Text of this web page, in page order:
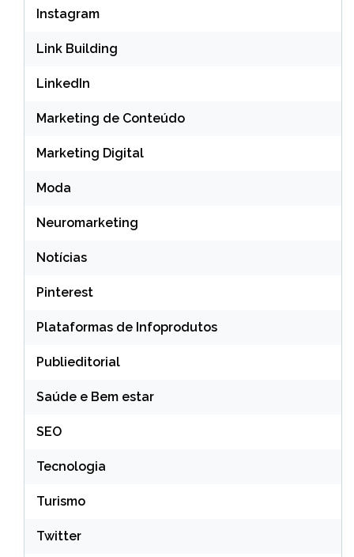
Instagram
Link Building
LinkedIn
Marketing de Conteúdo
Marketing Digital
Moda
Neuromarketing
Notícias
Pinterest
Plataformas de Infoprodutos
Publieditorial
Saúde e Bem estar
SEO
Tecnologia
Turismo
Twitter